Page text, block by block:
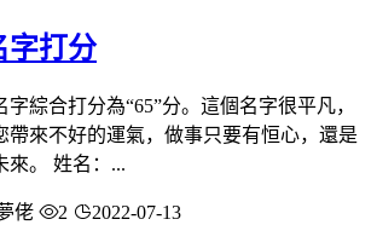
字打分
字綜合打分為“65”分。這個名字很平凡，
帶來不好的運氣，做事只要有恒心，還是
來。 姓名：...
佬 2 2022-07-13